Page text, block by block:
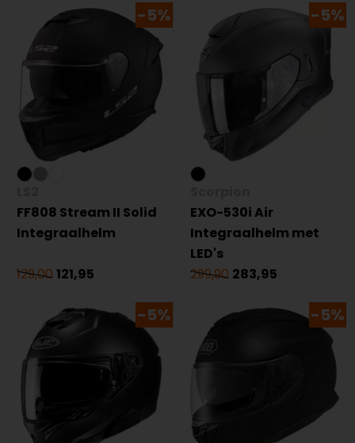
-5%
FF808 Stream II Solid
Integraalhelm
129,00 121,95
-5%
EXO-530i Air
Integraalhelm met
LED's
299,90 283,95
-5% -5%